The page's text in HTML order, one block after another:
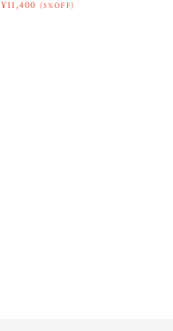
¥11,400 (5%OFF)